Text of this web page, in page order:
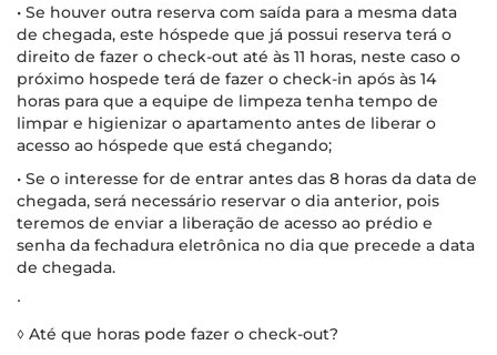
• Se houver outra reserva com saída para a mesma data
de chegada, este hóspede que já possui reserva terá o
direito de fazer o check-out até às 11 horas, neste caso o
próximo hospede terá de fazer o check-in após às 14
horas para que a equipe de limpeza tenha tempo de
limpar e higienizar o apartamento antes de liberar o
acesso ao hóspede que está chegando;
• Se o interesse for de entrar antes das 8 horas da data de
chegada, será necessário reservar o dia anterior, pois
teremos de enviar a liberação de acesso ao prédio e
senha da fechadura eletrônica no dia que precede a data
de chegada.
∙
◊ Até que horas pode fazer o check-out?